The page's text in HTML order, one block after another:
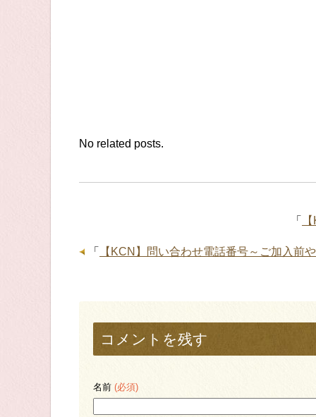
No related posts.
「
「 【KCN】問い合わせ電話番号～ご加入前
コメントを残す
名前 (必須)